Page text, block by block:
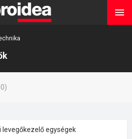
levegőkezelő egységek